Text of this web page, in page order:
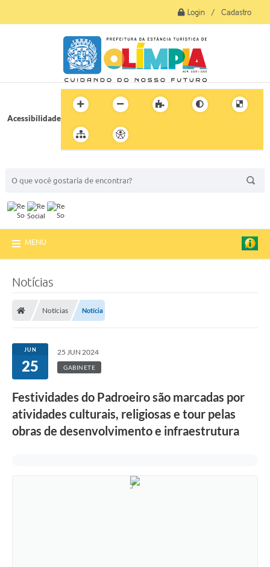
Login / Cadastro
Acessibilidade
MENU
Notícias
Notícias Notícia
JUN
25
25 JUN 2024
GABINETE
Festividades do Padroeiro são marcadas por
atividades culturais, religiosas e tour pelas
obras de desenvolvimento e infraestrutura